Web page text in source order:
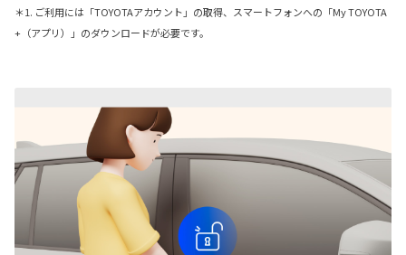
＊1. ご利用には「TOYOTAアカウント」の取得、スマートフォンへの「My TOYOTA
+（アプリ）」のダウンロードが必要です。